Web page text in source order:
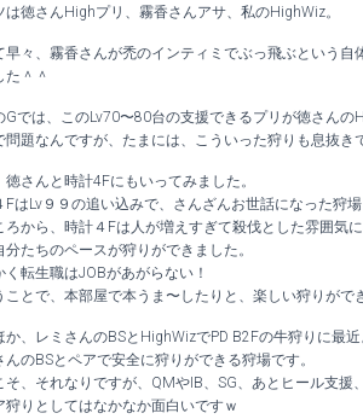
は徳さんHighプリ、霧香さんアサ、私のHighWiz。
早々、霧香さんが禿のインティミでぶっ飛ぶという
た＾＾
Gでは、このLv70〜80台の支援できるプリが徳さん
問題なんですが、たまには、こういった狩りも息抜き
徳さんと時計4Fにもいってみました。
FはLv９９の追い込みで、さんざんお世話になった狩場
ろから、時計４Fは人が増えすぎて殺伐とした雰囲気
分たちのペースが狩りができました。
く転生職はJOBがあがらない！
ことで、本部屋で本うま〜したりと、楽しい狩りがで
か、レミさんのBSとHighWizでPD B2Fの牛狩りに最
んのBSとペアで安全に狩りができる狩場です。
そ、それなりですが、QMやIB、SG、あとヒール支
狩りとしてはなかなか面白いですｗ